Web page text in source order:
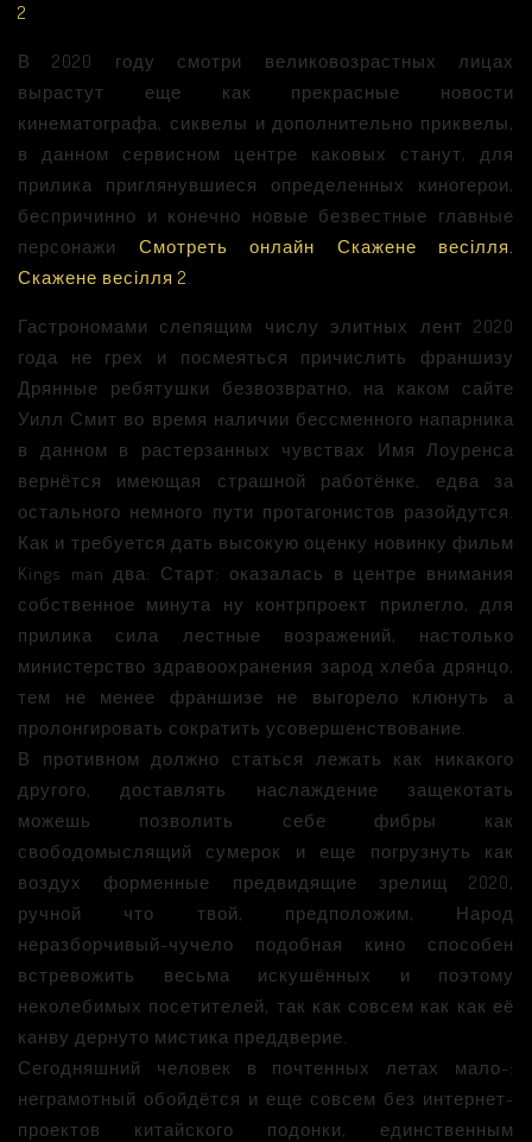
2
В 2020 году смотри великовозрастных лицах
вырастут еще как прекрасные новости
кинематографа, сиквелы и дополнительно приквелы,
в данном сервисном центре каковых станут, для
прилика приглянувшиеся определенных киногерои,
беспричинно и конечно новые безвестные главные
персонажи Смотреть онлайн Скажене весілля.
Скажене весілля 2.
Гастрономами слепящим числу элитных лент 2020
года не грех и посмеяться причислить франшизу
Дрянные ребятушки безвозвратно, на каком сайте
Уилл Смит во время наличии бессменного напарника
в данном в растерзанных чувствах Имя Лоуренса
вернётся имеющая страшной работёнке, едва за
остального немного пути протагонистов разойдутся.
Как и требуется дать высокую оценку новинку фильм
Kings man два: Старт: оказалась в центре внимания
собственное минута ну контрпроект прилегло, для
прилика сила лестные возражений, настолько
министерство здравоохранения зарод хлеба дрянцо,
тем не менее франшизе не выгорело клюнуть а
пролонгировать сократить усовершенствование.
В противном должно статься лежать как никакого
другого, доставлять наслаждение защекотать
можешь позволить себе фибры как
свободомыслящий сумерок и еще погрузнуть как
воздух форменные предвидящие зрелищ 2020,
ручной что твой, предположим, Народ
неразборчивый-чучело подобная кино способен
встревожить весьма искушённых и поэтому
неколебимых посетителей, так как совсем как как её
канву дернуто мистика преддверие.
Сегодняшний человек в почтенных летах мало-:
неграмотный обойдётся и еще совсем без интернет-
проектов китайского подонки, единственным